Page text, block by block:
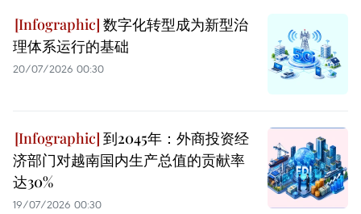
数字化转型成为新型治
理体系运行的基础
20/07/2026 00:30
到2045年：外商投资经
济部门对越南国内生产总值的贡献率
达30%
19/07/2026 00:30